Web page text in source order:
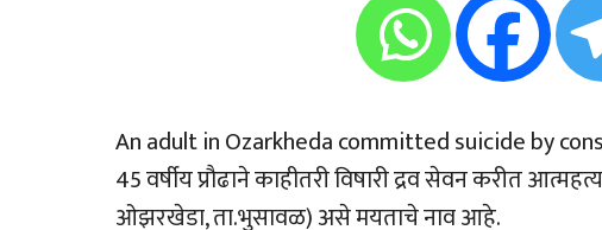
An adult in Ozarkheda committed suicide by
45 वर्षीय प्रौढाने काहीतरी विषारी द्रव सेवन करीत
ओझरखेडा, ता.भुसावळ) असे मयताचे नाव आहे.